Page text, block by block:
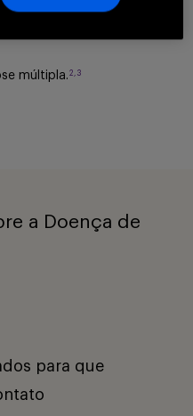
múltipla. 2,3
a Doença de
para que